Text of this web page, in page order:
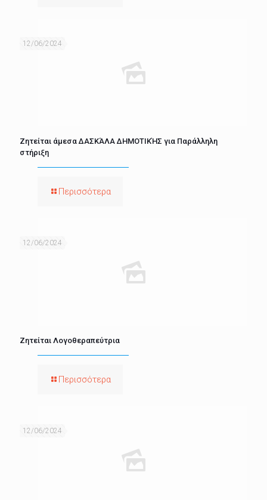
12/06/2024
Ζητείται άμεσα ΔΑΣΚΆΛΑ ΔΗΜΟΤΙΚΉΣ για Παράλληλη
στήριξη
Περισσότερα
12/06/2024
Ζητείται Λογοθεραπεύτρια
Περισσότερα
12/06/2024